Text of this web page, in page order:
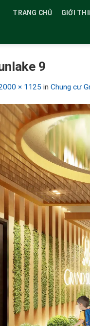
TRANG CHỦ GIỚI
9
× 1125 in Chung cư